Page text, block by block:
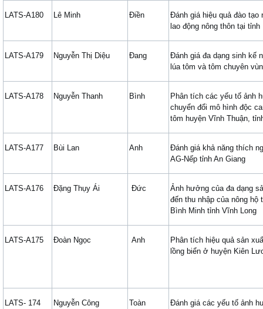
LATS-A180 Lê Minh Điền
Đánh giá hiệu quả đào tạo
lao động nông thôn tại tỉnh
LATS-A179 Nguyễn Thị Diệu Đang
Đánh giá đa dạng sinh kế
lúa tôm và tôm chuyên
LATS-A178 Nguyễn Thanh Bình
Phân tích các yếu tố ảnh
chuyển đổi mô hình độc
tôm huyện Vĩnh Thuận,
LATS-A177 Bùi Lan Anh
Đánh giá khả năng thích
AG-Nếp tỉnh An Giang
LATS-A176 Đặng Thụy Ái Đức
Ảnh hưởng của đa dạng
đến thu nhập của nông hộ
Bình Minh tỉnh Vĩnh Long
LATS-A175 Đoàn Ngọc Anh
Phân tích hiệu quả sản
lồng biển ở huyện Kiên
LATS- 174 Nguyễn Công Toàn
Đánh giá các yếu tố ảnh